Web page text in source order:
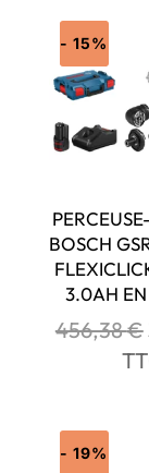
- 15%
BOSCH
3.0AH
456,38€
- 19%